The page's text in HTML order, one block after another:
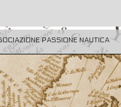
PASSIONE NAUTICA